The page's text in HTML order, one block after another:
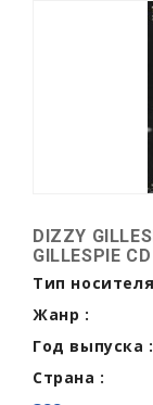
DIZZY
GILLESPIE CD
Тип
Жанр :
Год выпуска :
Страна :